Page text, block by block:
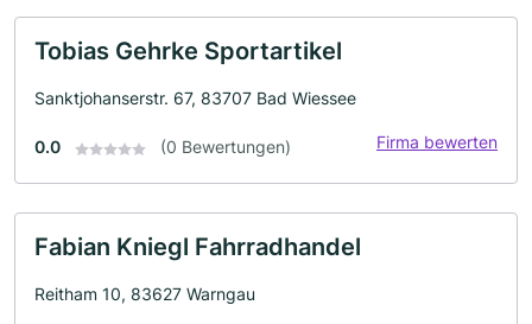
Tobias Gehrke Sportartikel
Sanktjohanserstr. 67, 83707 Bad Wiessee
0.0 (0 Bewertungen) Firma bewerten
Fabian Kniegl Fahrradhandel
Reitham 10, 83627 Warngau